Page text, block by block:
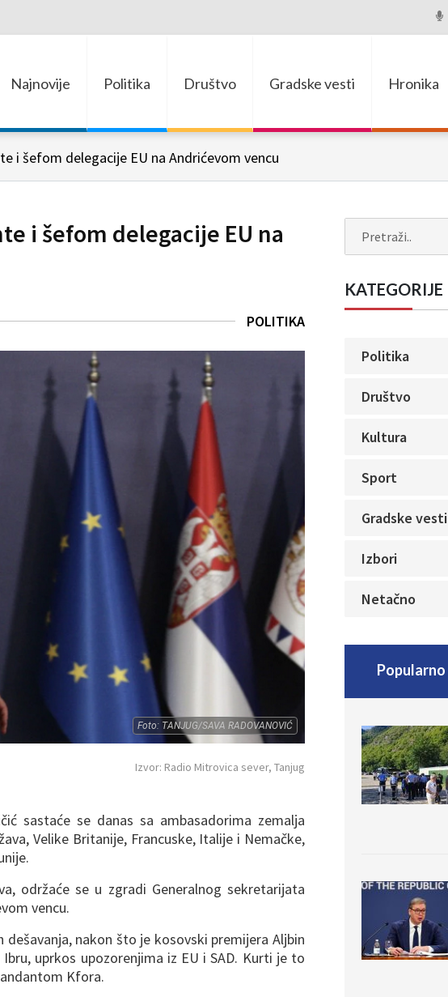
Najnovije Politika Društvo Gradske vesti Hronika
i šefom delegacije EU na Andrićevom vencu
i šefom delegacije EU na
POLITIKA
Foto: TANJUG/SAVA RADOVANOVIĆ
Izvor: Radio Mitrovica sever, Tanjug
sastaće se danas sa ambasadorima zemalja
Velike Britanije, Francuske, Italije i Nemačke,
održaće se u zgradi Generalnog sekretarijata
vencu.
nakon što je kosovski premijera Aljbin
uprkos upozorenjima iz EU i SAD. Kurti je to
Kfora.
KATEGORIJE
Politika
Društvo
Kultura
Sport
Gradske vesti
Izbori
Netačno
Popularno